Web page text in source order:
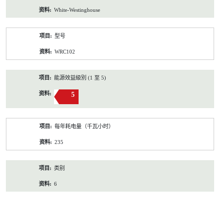
White-Westinghouse
型号
WRC102
能源效益級別 (1 至 5)
5
每年耗电量（千瓦小时）
235
类别
6